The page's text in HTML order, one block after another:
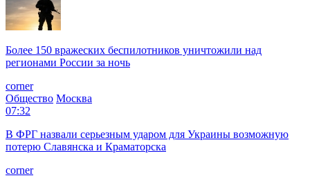
Более 150 вражеских беспилотников уничтожили над
регионами России за ночь
corner
Общество Москва
07:32
В ФРГ назвали серьезным ударом для Украины возможную
потерю Славянска и Краматорска
corner